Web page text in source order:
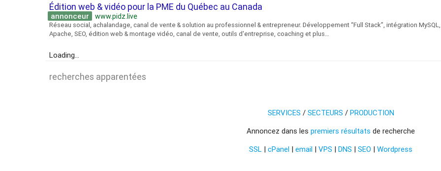
Édition web & vidéo pour la PME du Québec au Canada
annonceur www.pidz.live
Réseau social, achalandage, canal de vente & solution au professionnel & entrepreneur. Développement “Full Stack”, intégration MySQL,
Apache, SEO, édition web & montage vidéo, canal de vente, outils d'entreprise, coaching et plus…
Loading...
recherches apparentées
SERVICES / SECTEURS / PRODUCTION
Annoncez dans les premiers résultats de recherche
SSL | cPanel | email | VPS | DNS | SEO | Wordpress